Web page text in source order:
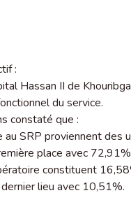
:
Hassan II de
du service.
constaté que :
SRP proviennent des
place avec
constituent
lieu avec 10,51%.